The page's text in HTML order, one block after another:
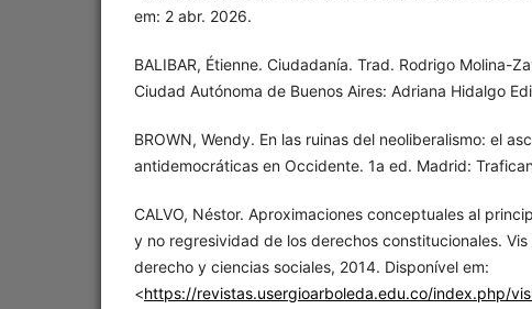
em: 2 abr. 2026.
BALIBAR, Étienne. Ciudadanía. Trad. Rodrigo Molina-
Ciudad Autónoma de Buenos Aires: Adriana Hidalgo
BROWN, Wendy. En las ruinas del neoliberalismo: el
antidemocráticas en Occidente. 1a ed. Madrid:
CALVO, Néstor. Aproximaciones conceptuales al
y no regresividad de los derechos constitucionales. Vis
derecho y ciencias sociales, 2014. Disponível em:
<https://revistas.usergioarboleda.edu.co/index.php/